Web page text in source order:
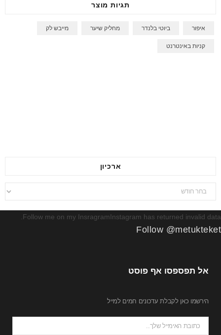
תגיות מוצר
איפור ביוטי בלנדר מחליק שיער מייבש לק
קניות באינטרנט
ארכיון
ארכיון
Follow me on my InsragramInstagram has returned invalid data.
Follow @metukteket
אל תפספסו אף פוסט
הירשמו כאן לקבלת עדכונים חמים למייל